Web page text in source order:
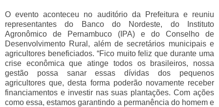
O evento aconteceu no auditório da Prefeitura e reuniu
representantes do Banco do Nordeste, do Instituto
Agronômico de Pernambuco (IPA) e do Conselho de
Desenvolvimento Rural, além de secretários municipais e
agricultores beneficiados. “Fico muito feliz que durante uma
crise econômica que atinge todos os brasileiros, nossa
gestão possa sanar essas dívidas dos pequenos
agricultores que, desta forma poderão novamente receber
financiamentos e investir nas suas plantações. Com ações
como essa, estamos garantindo a permanência do homem e